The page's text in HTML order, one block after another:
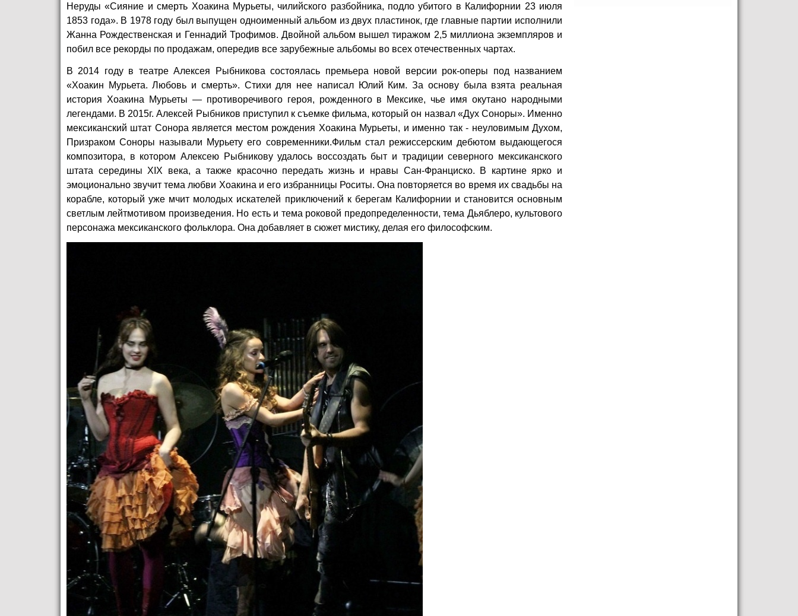
Неруды «Сияние и смерть Хоакина Мурьеты, чилийского разбойника, подло убитого в Калифорнии 23 июля
1853 года». В 1978 году был выпущен одноименный альбом из двух пластинок, где главные партии исполнили
Жанна Рождественская и Геннадий Трофимов. Двойной альбом вышел тиражом 2,5 миллиона экземпляров и
побил все рекорды по продажам, опередив все зарубежные альбомы во всех отечественных чартах.
В 2014 году в театре Алексея Рыбникова состоялась премьера новой версии рок-оперы под названием
«Хоакин Мурьета. Любовь и смерть». Стихи для нее написал Юлий Ким. За основу была взята реальная
история Хоакина Мурьеты — противоречивого героя, рожденного в Мексике, чье имя окутано народными
легендами. В 2015г. Алексей Рыбников приступил к съемке фильма, который он назвал «Дух Соноры». Именно
мексиканский штат Сонора является местом рождения Хоакина Мурьеты, и именно так - неуловимым Духом,
Призраком Соноры называли Мурьету его современники.Фильм стал режиссерским дебютом выдающегося
композитора, в котором Алексею Рыбникову удалось воссоздать быт и традиции северного мексиканского
штата середины XIX века, а также красочно передать жизнь и нравы Сан-Франциско. В картине ярко и
эмоционально звучит тема любви Хоакина и его избранницы Роситы. Она повторяется во время их свадьбы на
корабле, который уже мчит молодых искателей приключений к берегам Калифорнии и становится основным
светлым лейтмотивом произведения. Но есть и тема роковой предопределенности, тема Дьяблеро, культового
персонажа мексиканского фольклора. Она добавляет в сюжет мистику, делая его философским.